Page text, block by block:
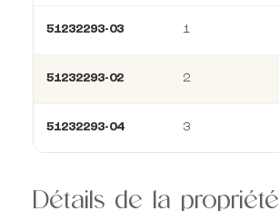
51232293-03 1
51232293-02 2
51232293-04 3
Détails de la propriété